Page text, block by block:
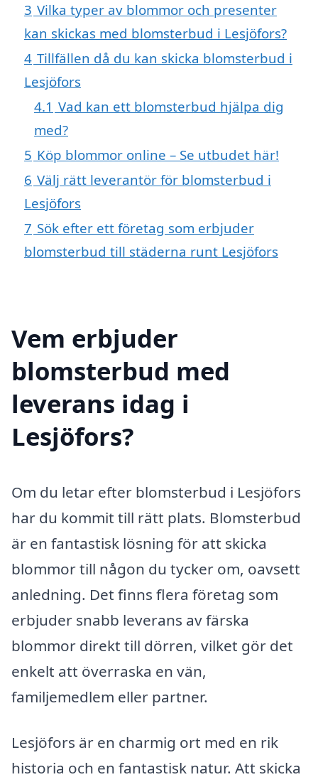
3 Vilka typer av blommor och presenter
kan skickas med blomsterbud i Lesjöfors?
4 Tillfällen då du kan skicka blomsterbud i
Lesjöfors
4.1 Vad kan ett blomsterbud hjälpa dig
med?
5 Köp blommor online – Se utbudet här!
6 Välj rätt leverantör för blomsterbud i
Lesjöfors
7 Sök efter ett företag som erbjuder
blomsterbud till städerna runt Lesjöfors
Vem erbjuder
blomsterbud med
leverans idag i
Lesjöfors?
Om du letar efter blomsterbud i Lesjöfors
har du kommit till rätt plats. Blomsterbud
är en fantastisk lösning för att skicka
blommor till någon du tycker om, oavsett
anledning. Det finns flera företag som
erbjuder snabb leverans av färska
blommor direkt till dörren, vilket gör det
enkelt att överraska en vän,
familjemedlem eller partner.
Lesjöfors är en charmig ort med en rik
historia och en fantastisk natur. Att skicka